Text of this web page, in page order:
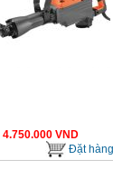
4.750.000 VND
Đặt hàng